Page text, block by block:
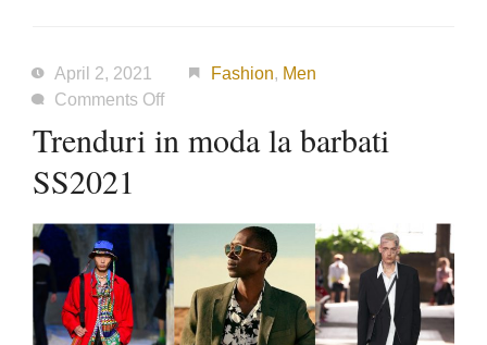
April 2, 2021 Fashion, Men
Comments Offon
in
barbati
SS2021
Trenduri in moda la barbati
SS2021